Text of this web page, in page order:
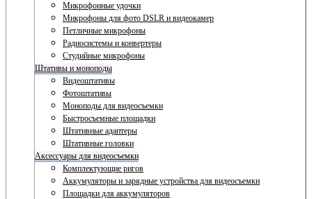
Микрофонные удочки
Микрофоны для фото DSLR и видеокамер
Петличные микрофоны
Радиосистемы и конвертеры
Студийные микрофоны
Штативы и моноподы
Видеоштативы
Фотоштативы
Моноподы для видеосъемки
Быстросъемные площадки
Штативные адаптеры
Штативные головки
Аксессуары для видеосъемки
Комплектующие ригов
Аккумуляторы и зарядные устройства для видеосъемки
Площадки для аккумуляторов